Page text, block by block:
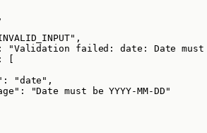
,
" ,
: "Validation failed: date: Date must be
: [
: "date " ,
: "Date must be YYYY-MM-DD "